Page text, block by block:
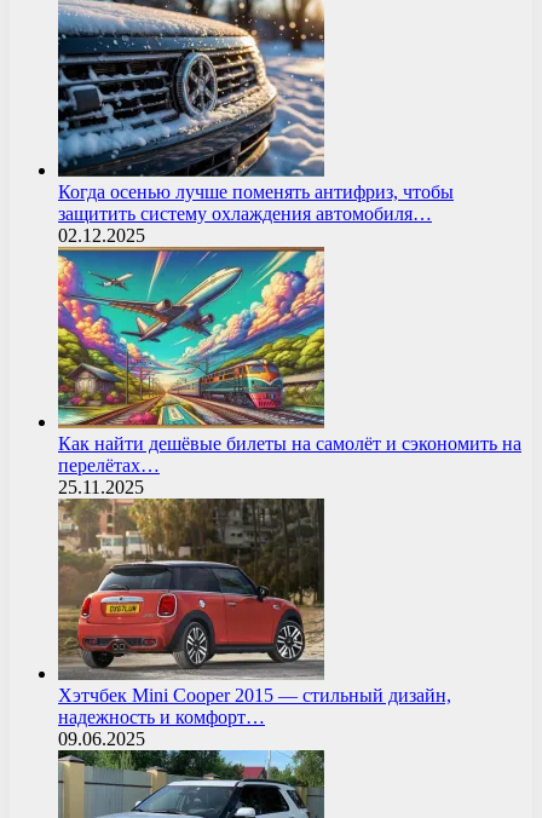
Когда осенью лучше поменять антифриз, чтобы
защитить систему охлаждения автомобиля…
02.12.2025
Как найти дешёвые билеты на самолёт и сэкономить на
перелётах…
25.11.2025
Хэтчбек Mini Cooper 2015 — стильный дизайн,
надежность и комфорт…
09.06.2025